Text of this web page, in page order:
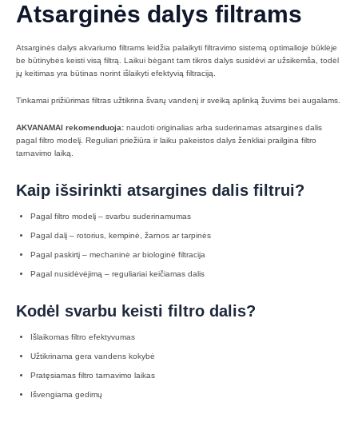
Atsarginės dalys filtrams
Atsarginės dalys akvariumo filtrams leidžia palaikyti filtravimo sistemą optimalioje būklėje
be būtinybės keisti visą filtrą. Laikui bėgant tam tikros dalys susidėvi ar užsikemša, todėl
jų keitimas yra būtinas norint išlaikyti efektyvią filtraciją.
Tinkamai prižiūrimas filtras užtikrina švarų vandenį ir sveiką aplinką žuvims bei augalams.
AKVANAMAI rekomenduoja: naudoti originalias arba suderinamas atsargines dalis
pagal filtro modelį. Reguliari priežiūra ir laiku pakeistos dalys ženkliai prailgina filtro
tarnavimo laiką.
Kaip išsirinkti atsargines dalis filtrui?
Pagal filtro modelį – svarbu suderinamumas
Pagal dalį – rotorius, kempinė, žarnos ar tarpinės
Pagal paskirtį – mechaninė ar biologinė filtracija
Pagal nusidėvėjimą – reguliariai keičiamas dalis
Kodėl svarbu keisti filtro dalis?
Išlaikomas filtro efektyvumas
Užtikrinama gera vandens kokybė
Pratęsiamas filtro tarnavimo laikas
Išvengiama gedimų